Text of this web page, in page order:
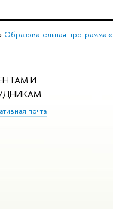
Образовательная программа
И
почта